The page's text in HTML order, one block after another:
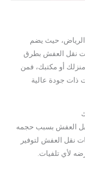
الرياض، حيث يضم
نقل العفش بطرق
أو مكتبك، فمن
ذات جودة عالية
العفش بسبب حجمه
نقل العفش لتوفير
لأي تلفيات.